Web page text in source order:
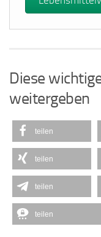
Diese
weitergeben
teilen
teilen
teilen
teilen